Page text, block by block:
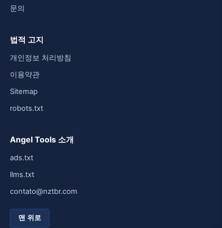
문의
법적 고지
개인정보 처리방침
이용약관
Sitemap
robots.txt
Angel Tools 소개
ads.txt
llms.txt
contato@nztbr.com
맨 위로